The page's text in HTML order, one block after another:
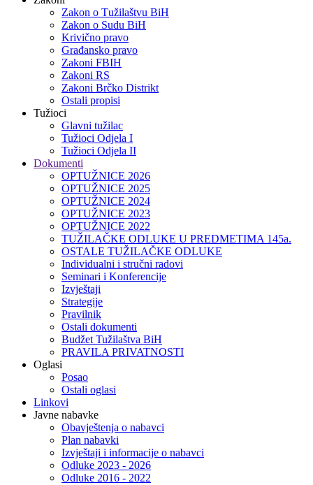
Zakon o Тužilaštvu BiH
Zakon o Sudu BiH
Krivično pravo
Građansko pravo
Zakoni FBIH
Zakoni RS
Zakoni Brčko Distrikt
Ostali propisi
Tužioci
Glavni tužilac
Tužioci Odjela I
Tužioci Odjela II
Dokumenti
OPTUŽNICE 2026
OPTUŽNICE 2025
OPTUŽNICE 2024
OPTUŽNICE 2023
OPTUŽNICE 2022
TUŽILAČKE ODLUKE U PREDMETIMA 145a.
OSTALE TUŽILAČKE ODLUKE
Individualni i stručni radovi
Seminari i Konferencije
Izvještaji
Strategije
Pravilnik
Ostali dokumenti
Budžet Tužilaštva BiH
PRAVILA PRIVATNOSTI
Oglasi
Posao
Ostali oglasi
Linkovi
Javne nabavke
Obavještenja o nabavci
Plan nabavki
Izvještaji i informacije o nabavci
Odluke 2023 - 2026
Odluke 2016 - 2022